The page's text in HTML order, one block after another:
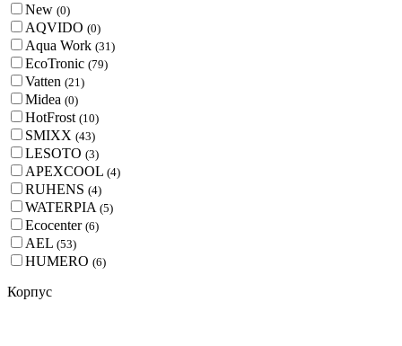
New (0)
AQVIDO (0)
Aqua Work (31 )
EcoTronic (79)
Vatten (21 )
Midea (0)
HotFrost (10)
SMIXX (43)
LESOTO (3)
APEXCOOL (4)
RUHENS (4)
WATERPIA (5)
Ecocenter (6)
AEL (53)
HUMERO (6)
Корпус